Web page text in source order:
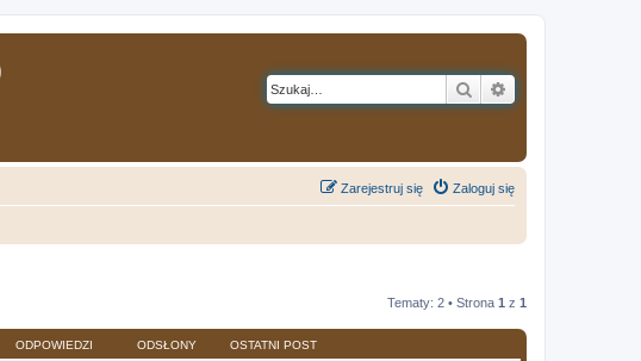
Szukaj
Zaloguj się
Zarejestruj się
Tematy: 2 • Strona 1 z 1
ODPOWIEDZI ODSŁONY OSTATNI POST